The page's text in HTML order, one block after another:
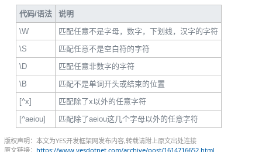
代码/语法
说明
\W
匹配任意不是字母，数字，下划线，汉字的字符
\S
匹配任意不是空白符的字符
\D
匹配任意非数字的字符
\B
匹配不是单词开头或结束的位置
[^x]
匹配除了x以外的任意字符
[^aeiou]
匹配除了aeiou这几个字母以外的任意字符
版权声明：本文为YES开发框架网发布内容,转载请附上原文出处连接
原文链接： https://www.yesdotnet.com/archive/post/1614716652.html